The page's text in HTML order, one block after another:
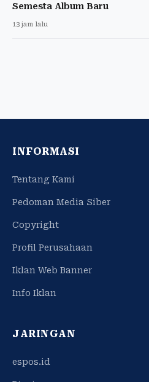
Semesta Album Baru
13 jam lalu
INFORMASI
Tentang Kami
Pedoman Media Siber
Copyright
Profil Perusahaan
Iklan Web Banner
Info Iklan
JARINGAN
espos.id